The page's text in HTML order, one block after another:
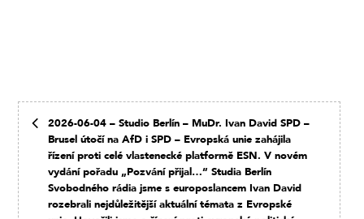
2026-06-04 – Studio Berlín – MuDr. Ivan David SPD –
Brusel útočí na AfD i SPD – Evropská unie zahájila
řízení proti celé vlastenecké platformě ESN. V novém
vydání pořadu „Pozvání přijal…“ Studia Berlín
Svobodného rádia jsme s europoslancem Ivan David
rozebrali nejdůležitější aktuální témata z Evropské